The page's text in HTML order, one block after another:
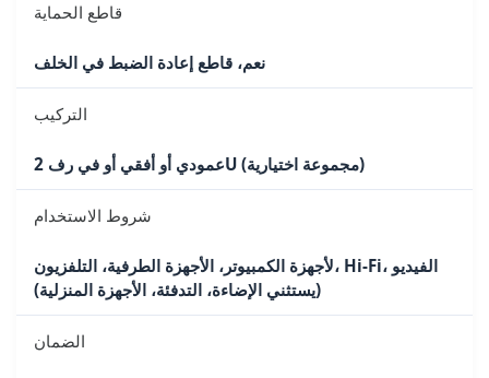
قاطع الحماية
نعم، قاطع إعادة الضبط في الخلف
التركيب
عمودي أو أفقي أو في رف 2U (مجموعة اختيارية)
شروط الاستخدام
لأجهزة الكمبيوتر، الأجهزة الطرفية، التلفزيون، Hi-Fi، الفيديو
(يستثني الإضاءة، التدفئة، الأجهزة المنزلية)
الضمان